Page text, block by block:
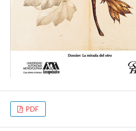
PDF